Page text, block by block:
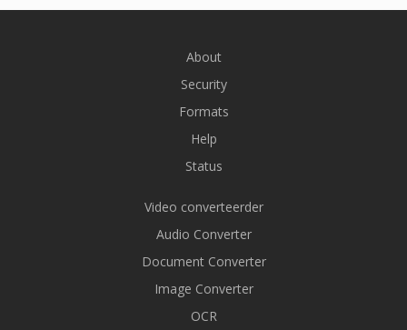
About
Security
Formats
Help
Status
Video converteerder
Audio Converter
Document Converter
Image Converter
OCR